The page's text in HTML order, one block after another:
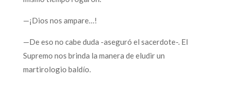
—¡Dios nos ampare…!
—De eso no cabe duda -aseguró el sacerdote-. El
Supremo nos brinda la manera de eludir un
martirologio baldío.